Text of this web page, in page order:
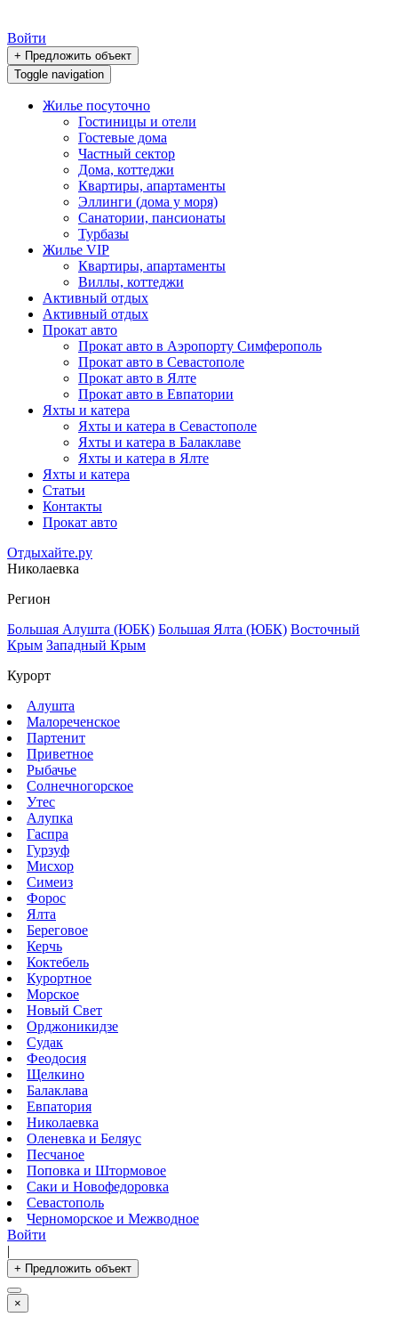
Войти
+ Предложить объект
Toggle navigation
Жилье посуточно
Гостиницы и отели
Гостевые дома
Частный сектор
Дома, коттеджи
Квартиры, апартаменты
Эллинги (дома у моря)
Санатории, пансионаты
Турбазы
Жилье VIP
Квартиры, апартаменты
Виллы, коттеджи
Активный отдых
Активный отдых
Прокат авто
Прокат авто в Аэропорту Симферополь
Прокат авто в Севастополе
Прокат авто в Ялте
Прокат авто в Евпатории
Яхты и катера
Яхты и катера в Севастополе
Яхты и катера в Балаклаве
Яхты и катера в Ялте
Яхты и катера
Статьи
Контакты
Прокат авто
Отдыхайте.ру
Николаевка
Регион
Большая Алушта (ЮБК) Большая Ялта (ЮБК) Восточный
Крым Западный Крым
Курорт
Алушта
Малореченское
Партенит
Приветное
Рыбачье
Солнечногорское
Утес
Алупка
Гаспра
Гурзуф
Мисхор
Симеиз
Форос
Ялта
Береговое
Керчь
Коктебель
Курортное
Морское
Новый Свет
Орджоникидзе
Судак
Феодосия
Щелкино
Балаклава
Евпатория
Николаевка
Оленевка и Беляус
Песчаное
Поповка и Штормовое
Саки и Новофедоровка
Севастополь
Черноморское и Межводное
Войти
|
+ Предложить объект
×